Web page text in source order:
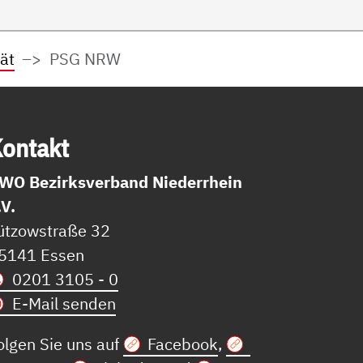
PSG NRW
Bezirksverband Niederrhein
32
Essen
0201 3105 - 0
E-Mail senden
Sie uns auf
Facebook,